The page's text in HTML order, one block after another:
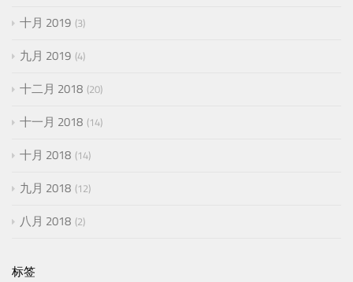
十月 2019 3
九月 2019 4
十二月 2018 20
十一月 2018 14
十月 2018 14
九月 2018 12
八月 2018 2
标签